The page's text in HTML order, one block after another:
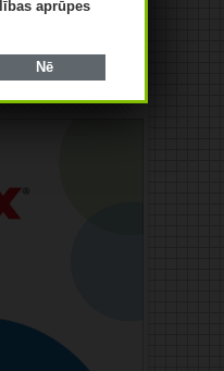
aprūpes
Nē